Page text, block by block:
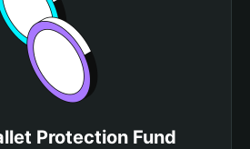
Protection Fund